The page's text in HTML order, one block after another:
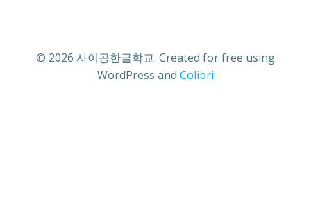
© 2026 사이공한글학교. Created for free using
WordPress and Colibri